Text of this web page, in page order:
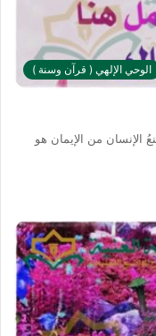
الوحي الإلهي ( قرآن وسنة )
45:59 أعظم ما يمنعُ الإنسان من الإيمان هو